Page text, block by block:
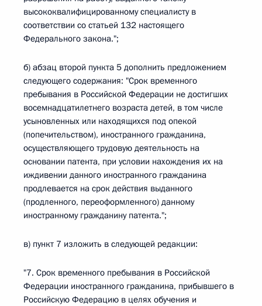
высококвалифицированному специалисту в
соответствии со статьей 132 настоящего
Федерального закона.";
б) абзац второй пункта 5 дополнить предложением
следующего содержания: "Срок временного
пребывания в Российской Федерации не достигших
восемнадцатилетнего возраста детей, в том числе
усыновленных или находящихся под опекой
(попечительством), иностранного гражданина,
осуществляющего трудовую деятельность на
основании патента, при условии нахождения их на
иждивении данного иностранного гражданина
продлевается на срок действия выданного
(продленного, переоформленного) данному
иностранному гражданину патента.";
в) пункт 7 изложить в следующей редакции:
"7. Срок временного пребывания в Российской
Федерации иностранного гражданина, прибывшего в
Российскую Федерацию в целях обучения и